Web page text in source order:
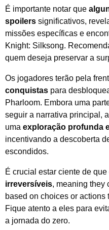
É importante notar que
spoilers significativos,
missões específicas e
Knight: Silksong.
quem deseja preservar a
Os jogadores terão pela
conquistas para
Pharloom. Embora uma
seguir a narrativa principal,
uma exploração profunda
incentivando a descoberta
escondidos.
É crucial estar ciente de que
irreversíveis, meaning they
based on choices or
Fique atento a eles para
a jornada do zero.